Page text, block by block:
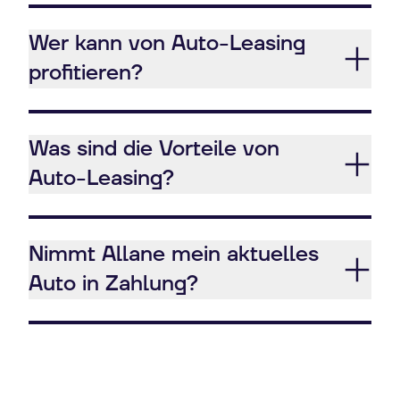
Wer kann von Auto-Leasing
profitieren?
Was sind die Vorteile von
Auto-Leasing?
Nimmt Allane mein aktuelles
Auto in Zahlung?